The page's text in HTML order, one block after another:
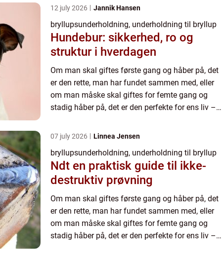
12 july 2026 Jannik Hansen
bryllupsunderholdning, underholdning til bryllup
Hundebur: sikkerhed, ro og
struktur i hverdagen
Om man skal giftes første gang og håber på, det
er den rette, man har fundet sammen med, eller
om man måske skal giftes for femte gang og
stadig håber på, det er den perfekte for ens liv –
07 july 2026 Linnea Jensen
bryllupsunderholdning, underholdning til bryllup
Ndt en praktisk guide til ikke-
destruktiv prøvning
Om man skal giftes første gang og håber på, det
er den rette, man har fundet sammen med, eller
om man måske skal giftes for femte gang og
stadig håber på, det er den perfekte for ens liv –